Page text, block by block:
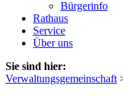
Bürgerinfo
Rathaus
Service
Über uns
Sie sind hier:
Verwaltungsgemeinschaft